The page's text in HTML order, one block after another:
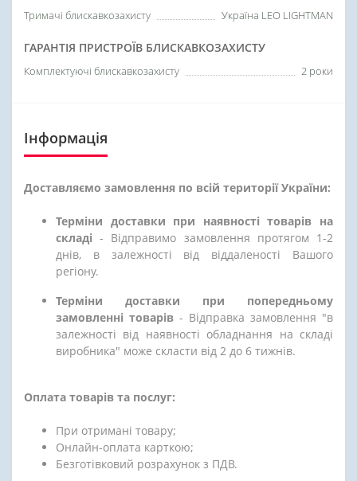
Тримачі блискавкозахисту Україна LEO LIGHTMAN
ГАРАНТІЯ ПРИСТРОЇВ БЛИСКАВКОЗАХИСТУ
Комплектуючі блискавкозахисту 2 роки
Інформація
Доставляємо замовлення по всій території України:
Терміни доставки при наявності товарів на
складі - Відправимо замовлення протягом 1-2
днів, в залежності від віддаленості Вашого
регіону.
Терміни доставки при попередньому
замовленні товарів - Відправка замовлення "в
залежності від наявності обладнання на складі
виробника" може скласти від 2 до 6 тижнів.
Оплата товарів та послуг:
При отримані товару;
Онлайн-оплата карткою;
Безготівковий розрахунок з ПДВ.